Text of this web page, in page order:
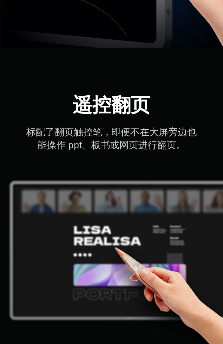
遥控翻页
标配了翻页触控笔，即便不在大屏旁边也
能操作 ppt、板书或网页进行翻页。